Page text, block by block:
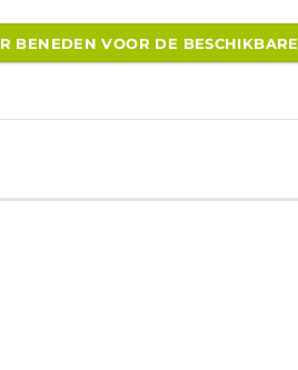
BENEDEN VOOR DE